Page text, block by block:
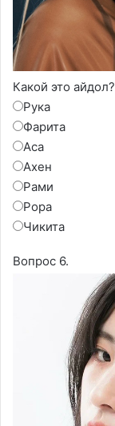
Какой это айдол?
Рука
Фарита
Аса
Ахен
Рами
Рора
Чикита
Вопрос 6.